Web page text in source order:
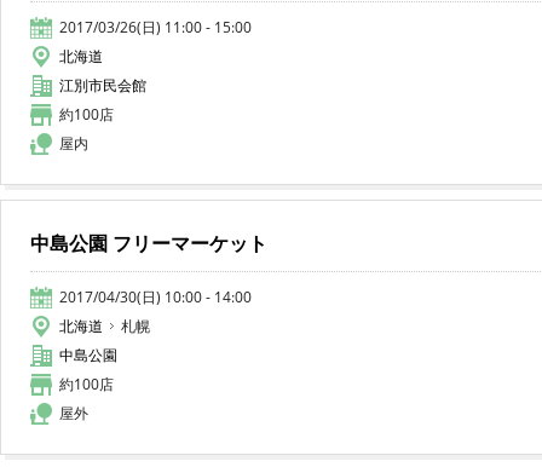
2017/03/26(日) 11:00 - 15:00
北海道
江別市民会館
約100店
屋内
中島公園 フリーマーケット
2017/04/30(日) 10:00 - 14:00
北海道
札幌
中島公園
約100店
屋外